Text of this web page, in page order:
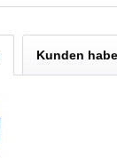
Kunden